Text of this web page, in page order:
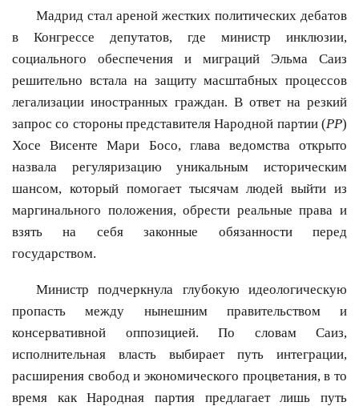
Мадрид стал ареной жестких политических дебатов
в Конгрессе депутатов, где министр инклюзии,
социального обеспечения и миграций Эльма Саиз
решительно встала на защиту масштабных процессов
легализации иностранных граждан. В ответ на резкий
запрос со стороны представителя Народной партии (PP)
Хосе Висенте Мари Босо, глава ведомства открыто
назвала регуляризацию уникальным историческим
шансом, который помогает тысячам людей выйти из
маргинального положения, обрести реальные права и
взять на себя законные обязанности перед
государством.
Министр подчеркнула глубокую идеологическую
пропасть между нынешним правительством и
консервативной оппозицией. По словам Саиз,
исполнительная власть выбирает путь интеграции,
расширения свобод и экономического процветания, в то
время как Народная партия предлагает лишь путь